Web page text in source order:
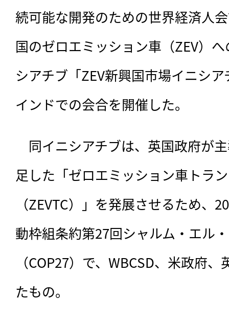
続可能な開発のための世界経済人
国のゼロエミッション車（ZEV）
シアチブ「ZEV新興国市場イニシ
インドでの会合を開催した。
同イニシアチブは、 英国政府が
足した「ゼロエミッション車トラ
（ZEVTC）」を発展させるため、
動枠組条約第27回シャルム・エル
（COP27）で、WBCSD、米政府
たもの。